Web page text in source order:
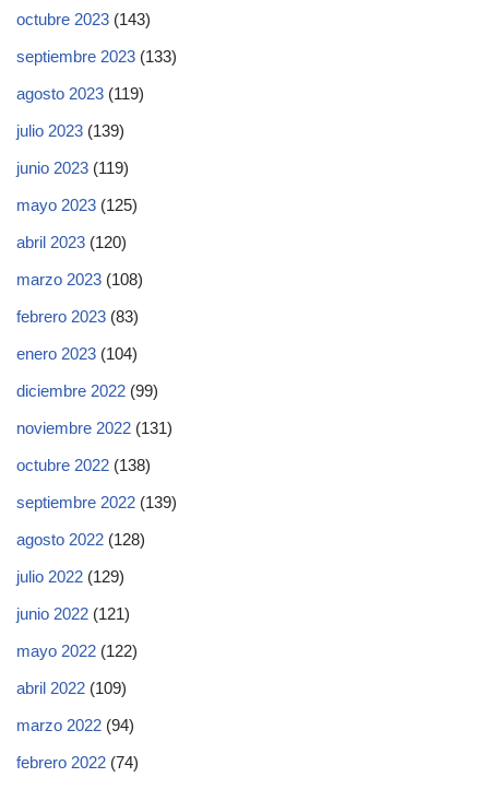
octubre 2023 (143)
septiembre 2023 (133)
agosto 2023 (119)
julio 2023 (139)
junio 2023 (119)
mayo 2023 (125)
abril 2023 (120)
marzo 2023 (108)
febrero 2023 (83)
enero 2023 (104)
diciembre 2022 (99)
noviembre 2022 (131)
octubre 2022 (138)
septiembre 2022 (139)
agosto 2022 (128)
julio 2022 (129)
junio 2022 (121)
mayo 2022 (122)
abril 2022 (109)
marzo 2022 (94)
febrero 2022 (74)